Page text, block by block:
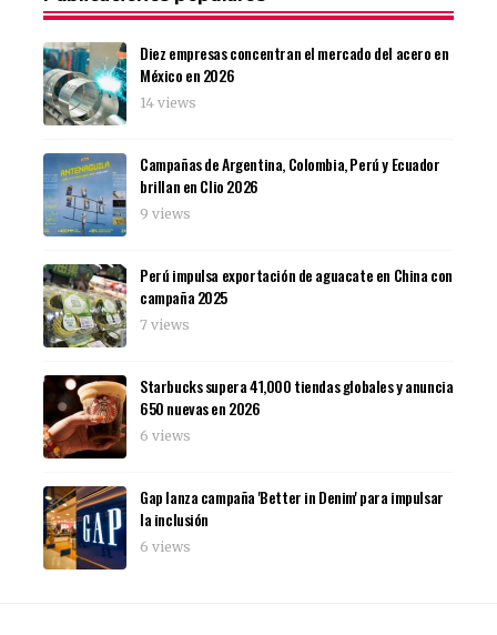
Diez empresas concentran el mercado del acero en
México en 2026
14 views
Campañas de Argentina, Colombia, Perú y Ecuador
brillan en Clio 2026
9 views
Perú impulsa exportación de aguacate en China con
campaña 2025
7 views
Starbucks supera 41,000 tiendas globales y anuncia
650 nuevas en 2026
6 views
Gap lanza campaña 'Better in Denim' para impulsar
la inclusión
6 views